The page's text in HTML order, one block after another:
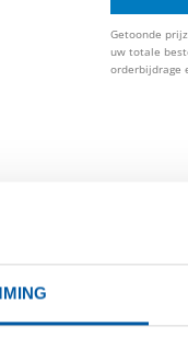
werkelijkheid
Getoonde
uw totale
orderbijdrage